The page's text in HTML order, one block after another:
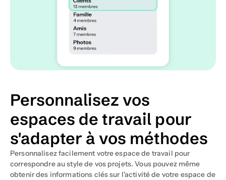
Personnalisez vos
espaces de travail pour
s'adapter à vos méthodes
Personnalisez facilement votre espace de travail pour
correspondre au style de vos projets. Vous pouvez même
obtenir des informations clés sur l'activité de votre espace de